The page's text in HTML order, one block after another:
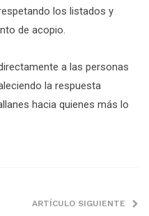
los listados y
de acopio.
a las personas
la respuesta
hacia quienes más lo
ARTÍCULO SIGUIENTE